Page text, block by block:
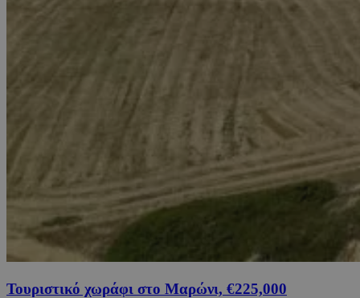
Τουριστικό χωράφι στο Μαρώνι, €225,000